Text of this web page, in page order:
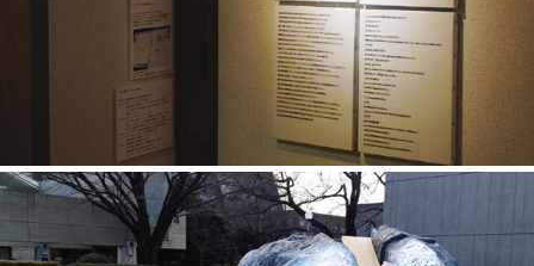
2014年6月5日の日記